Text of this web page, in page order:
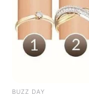
BUZZ DAY